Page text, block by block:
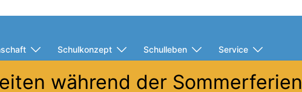
Schulkonzept Schulleben Service
während der Sommerferien